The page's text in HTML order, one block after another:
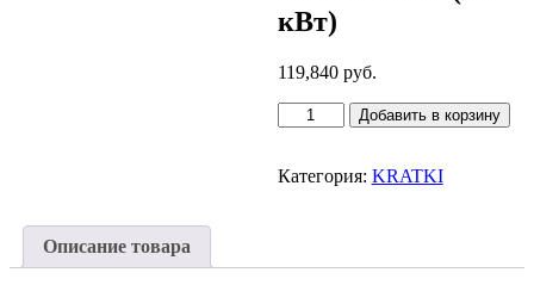
кВт)
119,840руб.
Количество
товара
топка
Добавить в корзину
Категория: KRATKI
Описание товара